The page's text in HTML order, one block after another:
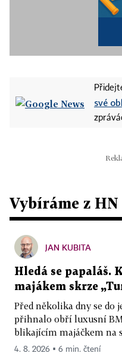
své
Vybíráme z HN
JAN KUBITA
Hledá se papaláš.
majákem skrze
Před několika dny se do
přihnalo obří luxusní
blikajícím majáčkem na
4. 8. 2026 ▪ 6 min. čtení